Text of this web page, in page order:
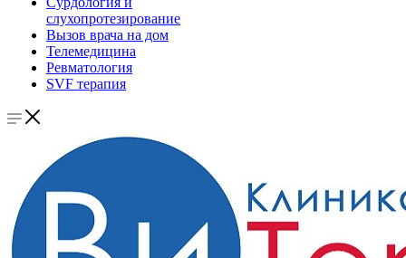
слухопротезирование
Вызов врача на дом
Телемедицина
Ревматология
SVF терапия